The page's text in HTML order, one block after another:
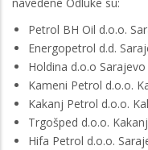
Petrol BH Oil d.o.o.
Energopetrol d.d.
Holdina d.o.o Sarajevo
Kameni Petrol d.o.o.
Kakanj Petrol d.o.o.
Trgošped d.o.o. Kakanj
Hifa Petrol d.o.o.